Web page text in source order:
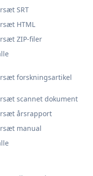
forskningsartikel
scannet dokument
årsrapport
manual
SRT
HTML
ZIP-filer